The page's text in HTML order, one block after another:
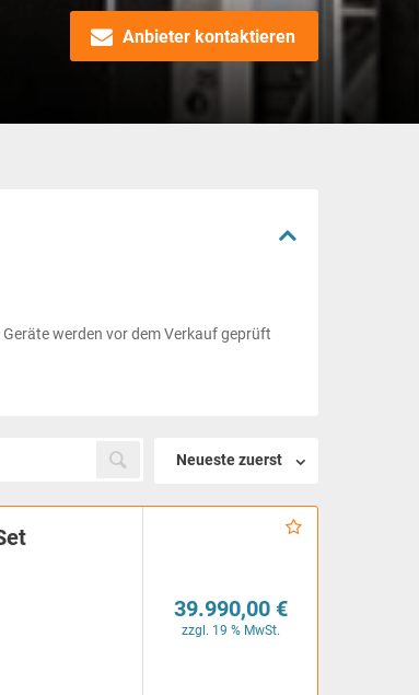
Anbieter kontaktieren
werden vor dem Verkauf geprüft
Neueste zuerst
39.990,00 €
zzgl. 19 % MwSt.